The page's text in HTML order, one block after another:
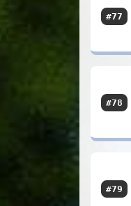
#77
#78
#79